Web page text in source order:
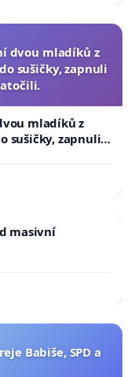
dvou mladíků z
sušičky, zapnuli
mladíků z
sušičky, zapnuli ji
masivní
Babiše, SPD a